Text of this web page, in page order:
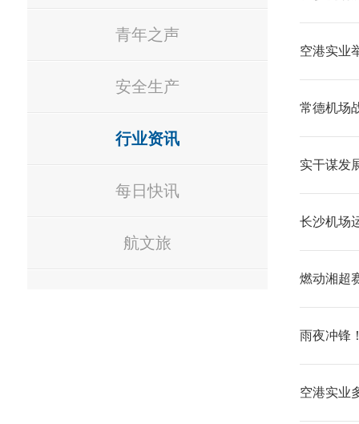
青年之声
安全生产
行业资讯
每日快讯
航文旅
空港实业
常德机场
实干谋发
长沙机场
燃动湘超
雨夜冲锋
空港实业